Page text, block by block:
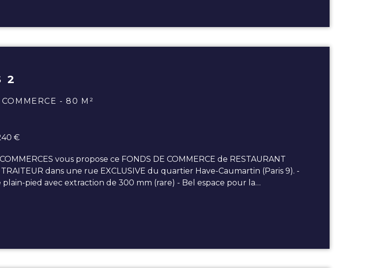
2
- 80 M²
€
vous propose ce FONDS DE COMMERCE de RESTAURANT
dans une rue EXCLUSIVE du quartier Have-Caumartin (Paris 9). -
plain-pied avec extraction de 300 mm (rare) - Bel espace pour la…